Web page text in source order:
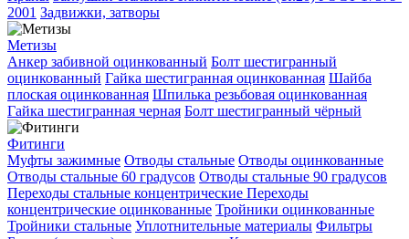
2001 Задвижки, затворы
Метизы
Анкер забивной оцинкованный Болт шестигранный
оцинкованный Гайка шестигранная оцинкованная Шайба
плоская оцинкованная Шпилька резьбовая оцинкованная
Гайка шестигранная черная Болт шестигранный чёрный
Фитинги
Муфты зажимные Отводы стальные Отводы оцинкованные
Отводы стальные 60 градусов Отводы стальные 90 градусов
Переходы стальные концентрические Переходы
концентрические оцинкованные Тройники оцинкованные
Тройники стальные Уплотнительные материалы Фильтры